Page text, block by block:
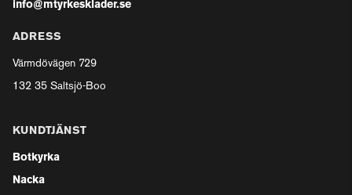
info@mtyrkesklader.se
ADRESS
Värmdövägen 729
132 35 Saltsjö-Boo
KUNDTJÄNST
Botkyrka
Nacka